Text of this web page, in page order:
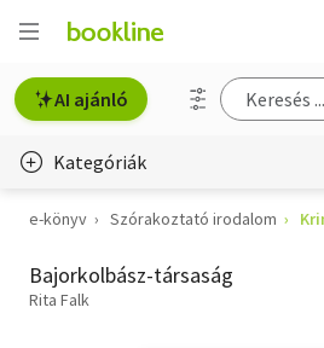
AI ajánló
Kategóriák
Életmód, egészség
Erotika
e-könyv Szórakoztató irodalom
Bajorkolbász-társaság
Rita Falk